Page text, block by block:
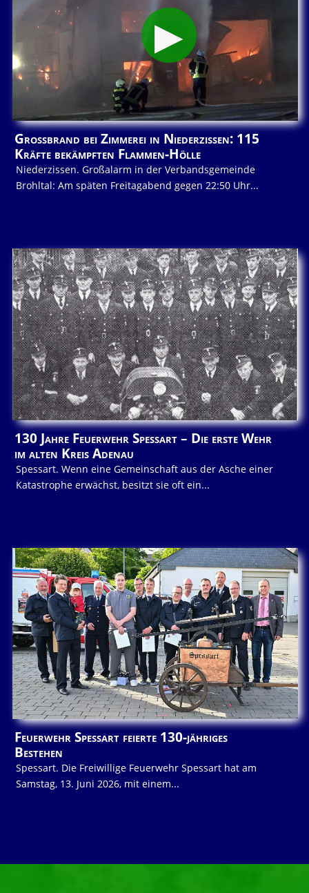
Großbrand bei Zimmerei in Niederzissen: 115
Kräfte bekämpften Flammen-Hölle
Niederzissen. Großalarm in der Verbandsgemeinde
Brohltal: Am späten Freitagabend gegen 22:50 Uhr...
130 Jahre Feuerwehr Spessart – Die erste Wehr
im alten Kreis Adenau
Spessart. Wenn eine Gemeinschaft aus der Asche einer
Katastrophe erwächst, besitzt sie oft ein...
Feuerwehr Spessart feierte 130-jähriges
Bestehen
Spessart. Die Freiwillige Feuerwehr Spessart hat am
Samstag, 13. Juni 2026, mit einem...